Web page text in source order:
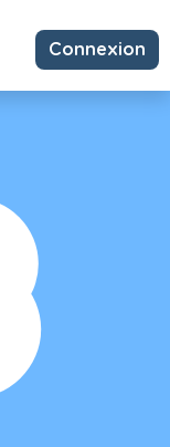
Connexion